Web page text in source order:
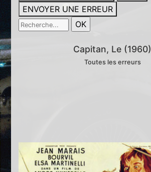
ENVOYER UNE ERREUR
Capitan, Le (1960)
Toutes les erreurs